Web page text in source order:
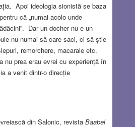
Apoi ideologia sionistă se baza
că „numai acolo unde
Dar un docher nu e un
nu numai să care saci, ci să știe
remorchere, macarale etc.
nu prea erau evrei cu experiență în
a venit dintr-o direcție
din Salonic, revista Baabel